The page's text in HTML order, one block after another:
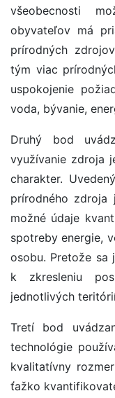
všeobecnosti
obyvateľov má
prírodných
tým viac
uspokojenie
voda, bývanie,
Druhý bod
využívanie zdroja
charakter.
prírodného
možné údaje
spotreby energie,
osobu. Pretože sa
k zkresleniu
jednotlivých
Tretí bod
technológie
kvalitatívny
ťažko